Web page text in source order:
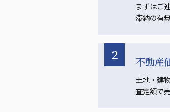
まずはご
滞納の有
2 不動産
土地・建
査定額で